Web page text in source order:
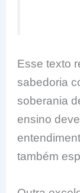
Esse texto
sabedoria
soberania
ensino
também